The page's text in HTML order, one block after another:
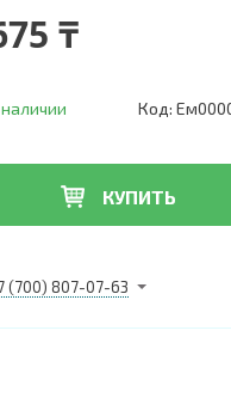
₸
Код:
КУПИТЬ
(700) 807-07-63